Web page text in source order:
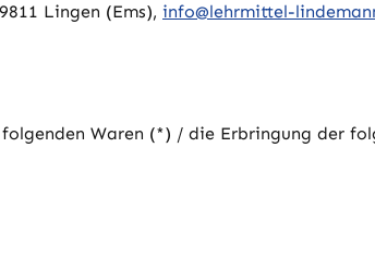
Lingen (Ems), info@lehrmittel-
Waren (*) / die Erbringung der